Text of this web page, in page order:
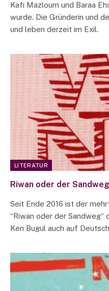
Kafi Mazloum und Baraa
wurde. Die Gründerin und
und leben derzeit im Exil.
LITERATUR
Riwan oder der Sandweg
Seit Ende 2016 ist der
“Riwan oder der
Ken Bugul auch auf